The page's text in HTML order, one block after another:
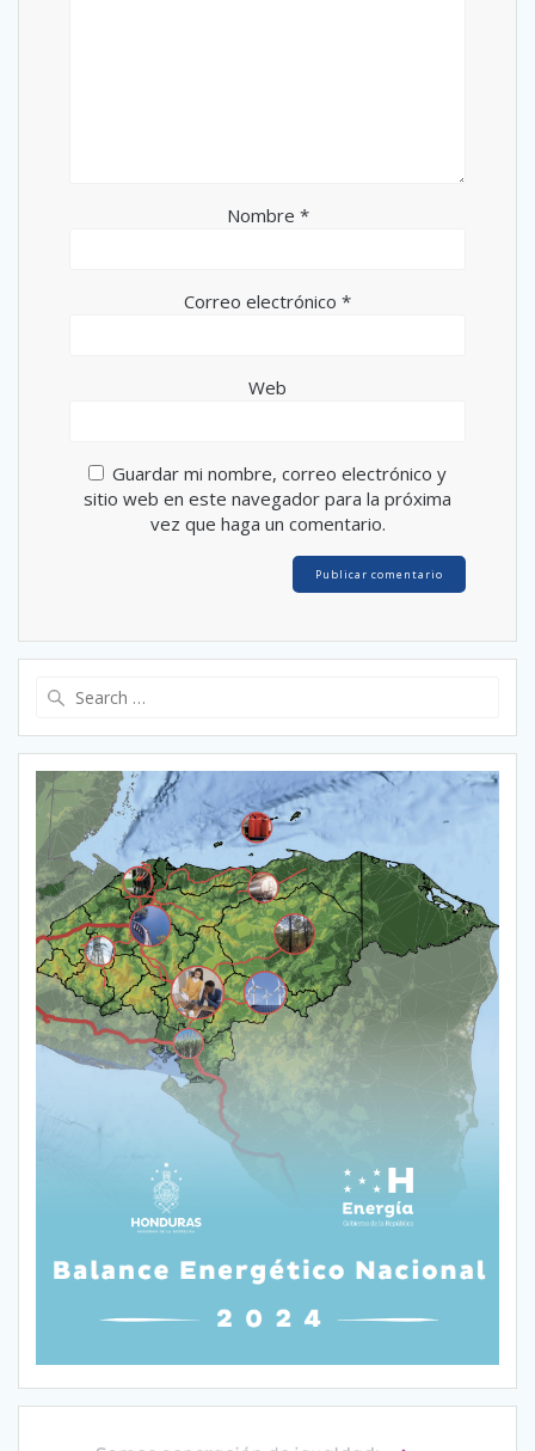
Nombre *
Correo electrónico *
Web
Guardar mi nombre, correo electrónico y
sitio web en este navegador para la próxima
vez que haga un comentario.